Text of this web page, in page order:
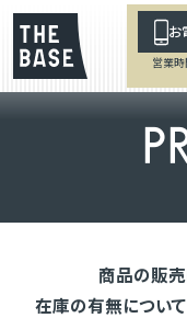
お
営業
P
商品の販売
在庫の有無につい